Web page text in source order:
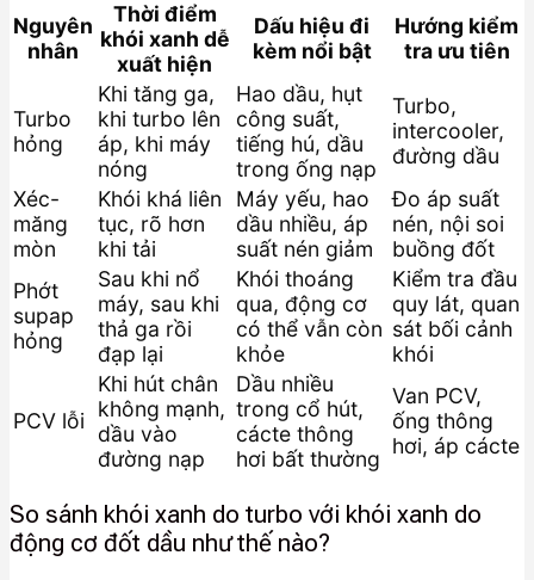
Nguyên
nhân
Thời điểm
khói xanh dễ
xuất hiện
Dấu hiệu đi
kèm nổi bật
Hướng kiểm
tra ưu tiên
Turbo
hỏng
Khi tăng ga,
khi turbo lên
áp, khi máy
nóng
Hao dầu, hụt
công suất,
tiếng hú, dầu
trong ống nạp
Turbo,
intercooler,
đường dầu
Xéc-
măng
mòn
Khói khá liên
tục, rõ hơn
khi tải
Máy yếu, hao
dầu nhiều, áp
suất nén giảm
Đo áp suất
nén, nội soi
buồng đốt
Phớt
supap
hỏng
Sau khi nổ
máy, sau khi
thả ga rồi
đạp lại
Khói thoáng
qua, động cơ
có thể vẫn còn
khỏe
Kiểm tra đầu
quy lát, quan
sát bối cảnh
khói
PCV lỗi
Khi hút chân
không mạnh,
dầu vào
đường nạp
Dầu nhiều
trong cổ hút,
cácte thông
hơi bất thường
Van PCV,
ống thông
hơi, áp cácte
So sánh khói xanh do turbo với khói xanh do
động cơ đốt dầu như thế nào?